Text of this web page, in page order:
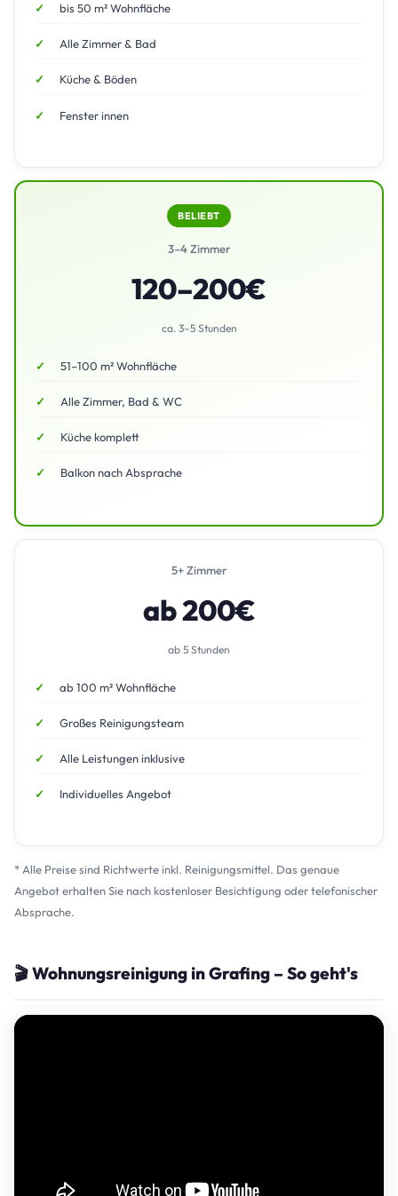
bis 50 m² Wohnfläche
Alle Zimmer & Bad
Küche & Böden
Fenster innen
BELIEBT
3–4 Zimmer
120–200€
ca. 3–5 Stunden
51–100 m² Wohnfläche
Alle Zimmer, Bad & WC
Küche komplett
Balkon nach Absprache
5+ Zimmer
ab 200€
ab 5 Stunden
ab 100 m² Wohnfläche
Großes Reinigungsteam
Alle Leistungen inklusive
Individuelles Angebot
* Alle Preise sind Richtwerte inkl. Reinigungsmittel. Das genaue
Angebot erhalten Sie nach kostenloser Besichtigung oder telefonischer
Absprache.
🎬 Wohnungsreinigung in Grafing – So geht's